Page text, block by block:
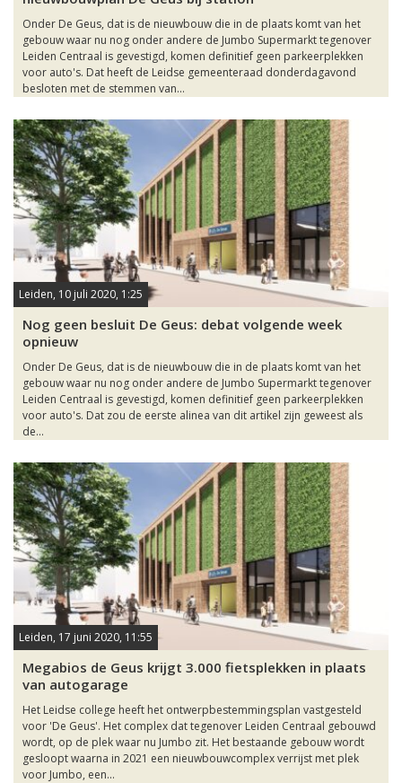
Onder De Geus, dat is de nieuwbouw die in de plaats komt van het
gebouw waar nu nog onder andere de Jumbo Supermarkt tegenover
Leiden Centraal is gevestigd, komen definitief geen parkeerplekken
voor auto's. Dat heeft de Leidse gemeenteraad donderdagavond
besloten met de stemmen van...
Leiden, 10 juli 2020, 1:25
Nog geen besluit De Geus: debat volgende week
opnieuw
Onder De Geus, dat is de nieuwbouw die in de plaats komt van het
gebouw waar nu nog onder andere de Jumbo Supermarkt tegenover
Leiden Centraal is gevestigd, komen definitief geen parkeerplekken
voor auto's. Dat zou de eerste alinea van dit artikel zijn geweest als
de...
Leiden, 17 juni 2020, 11:55
Megabios de Geus krijgt 3.000 fietsplekken in plaats
van autogarage
Het Leidse college heeft het ontwerpbestemmingsplan vastgesteld
voor 'De Geus'. Het complex dat tegenover Leiden Centraal gebouwd
wordt, op de plek waar nu Jumbo zit. Het bestaande gebouw wordt
gesloopt waarna in 2021 een nieuwbouwcomplex verrijst met plek
voor Jumbo, een...